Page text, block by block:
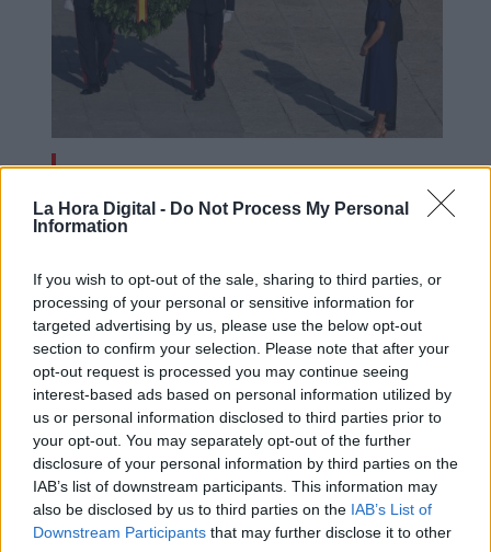
La Hora Digital - Do Not Process My Personal
Information
If you wish to opt-out of the sale, sharing to third parties, or
processing of your personal or sensitive information for
targeted advertising by us, please use the below opt-out
section to confirm your selection. Please note that after your
opt-out request is processed you may continue seeing
interest-based ads based on personal information utilized by
us or personal information disclosed to third parties prior to
your opt-out. You may separately opt-out of the further
disclosure of your personal information by third parties on the
IAB’s list of downstream participants. This information may
also be disclosed by us to third parties on the IAB’s List of
Downstream Participants that may further disclose it to other
homenaje a las víctimas de